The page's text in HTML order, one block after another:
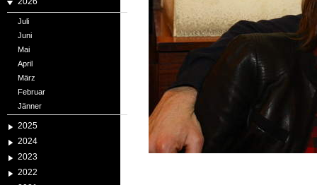
Juli
Juni
Mai
April
März
Februar
Jänner
2025
2024
2023
2022